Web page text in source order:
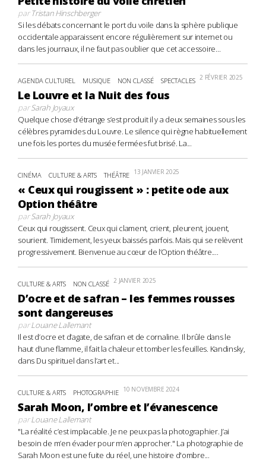
parTristan Hinschberger
Si les débats concernant le port du voile dans la sphère publique
occidentale apparaissent encore régulièrement sur internet ou
dans les journaux, il ne faut pas oublier que cet accessoire...
AGENDA CULTUREL MUSIQUE NON CLASSÉ SPECTACLES 2 FÉVRIER 2025
Le Louvre et la Nuit des fous
parSarah Joyaux
Quelque chose d’étrange s’est produit il y a deux semaines sous les
célèbres pyramides du Louvre. Le silence qui règne habituellement
une fois les portes du musée fermées fut brisé. La...
CINÉMA CULTURE & ARTS THÉÂTRE 13 JANVIER 2025
« Ceux qui rougissent » : petite ode aux
Option théâtre
parSarah Joyaux
Ceux qui rougissent. Ceux qui clament, crient, pleurent, jouent,
sourient. Timidement, les yeux baissés parfois. Mais qui se relèvent
progressivement. Bienvenue au cœur de l’Option théâtre....
CULTURE & ARTS NON CLASSÉ 2 JANVIER 2025
D’ocre et de safran – les femmes rousses
sont dangereuses
parLouane Lallemant
Il est d’ocre et d’agate, de safran et de cornaline. Il brûle dans le
haut d’une flamme, il fait la chaleur et tomber les feuilles. Kandinsky,
dans Du spirituel dans l’art et...
CULTURE & ARTS PHOTOGRAPHIE 10 NOVEMBRE 2024
Sarah Moon, l’ombre et l’évanescence
parLouane Lallemant
"La réalité c’est implacable. Je ne peux pas la photographier. J’ai
besoin de m’en évader pour m’en approcher." La photographie de
Sarah Moon est une fuite du réel, une histoire d'ombre...